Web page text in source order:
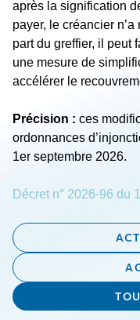
après la signification
payer, le créancier
part du greffier, il peut
une mesure de
accélérer le
Précision : ces
ordonnances
1er septembre 2026.
Décret n° 2026-96 du